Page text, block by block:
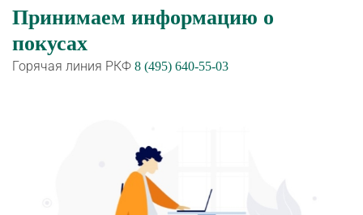
Принимаем информацию о
покусах
Горячая линия РКФ 8 (495) 640-55-03